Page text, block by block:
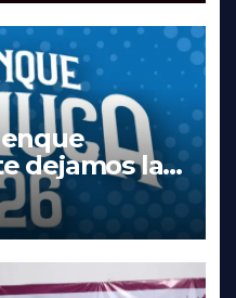
dejamos la
las fechas